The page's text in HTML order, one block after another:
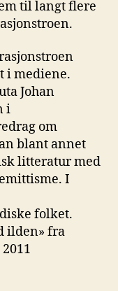
til langt flere
i mediene.
Johan
i
om
blant annet
litteratur med
I
folket.
ilden» fra